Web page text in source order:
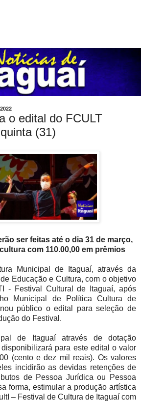
o edital do FCULT
(31)
ser feitas até o dia 31 de março,
com 110.00,00 em prêmios
Municipal de Itaguaí, através da
Educação e Cultura, com o objetivo
- Festival Cultural de Itaguaí, após
Municipal de Política Cultura de
público o edital para seleção de
do Festival.
de Itaguaí através de dotação
para este edital o valor
(cento e dez mil reais). Os valores
incidirão as devidas retenções de
de Pessoa Jurídica ou Pessoa
forma, estimular a produção artística
– Festival de Cultura de Itaguaí com